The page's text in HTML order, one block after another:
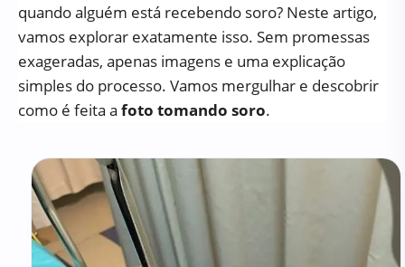
quando alguém está recebendo soro? Neste artigo,
vamos explorar exatamente isso. Sem promessas
exageradas, apenas imagens e uma explicação
simples do processo. Vamos mergulhar e descobrir
como é feita a foto tomando soro.